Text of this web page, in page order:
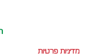
מדיניות פרטיות